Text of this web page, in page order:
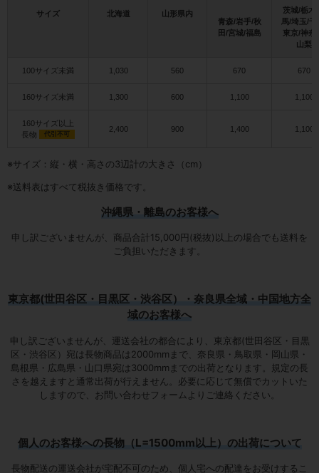
サイズ 北海道 山形県内
青森/岩手/秋
田/宮城/福島
茨城/栃木
馬/埼玉/千
東京/神奈
山梨
100サイズ未満 1,030 560 670 670
160サイズ未満 1,300 600 1,100 1,100
160サイズ以上
長物
代引不可
2,400 900 1,400 1,100
※サイズ：縦・横・高さの3辺計の大きさ（cm）
※送料表はすべて税抜き価格です。
沖縄県・離島のお客様へ
申し訳ございませんが、商品合計15,000円(税抜)以上の場合でも送料を
ご負担いただきます。
東京都(世田谷区・目黒区・渋谷区）・奈良県全域・中国地方全
域のお客様へ
申し訳ございませんが、運送会社の都合により、東京都(世田谷区・目黒
区・渋谷区）宛は長物商品は2000mmまで 、奈良県・鳥取県・岡山県・
島根県・広島県・山口県宛は3000mmまでの出荷となります 。規定の長
さを越えますと通常出荷が行えません。必要に応じて無償でカットいた
しますので、お問い合わせフォームよりご連絡ください。
個人のお客様への長物（L=1500mm以上）の出荷について
長物配送の運送会社が宅配不可のため、個人宅への配達をお受けするこ